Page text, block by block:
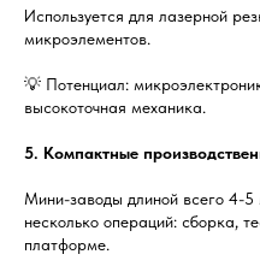
Используется для лазерной
микроэлементов.
💡 Потенциал:
высокоточная механика.
5. Компактные
Мини-заводы длиной всего 4-
несколько операций: сборка,
платформе.